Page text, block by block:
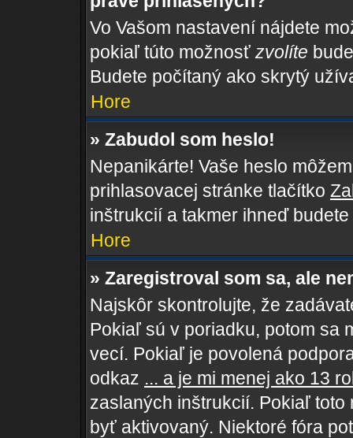
Vo Vašom nastavení nájdete
pokiaľ túto možnosť zvolíte
Budete počítaný ako skrytý
Hore
» Zabudol som heslo!
Nepanikárte! Vaše heslo
prihlasovacej stránke tlačítko
inštrukcií a takmer ihneď
Hore
» Zaregistroval som sa, ale
Najskôr skontrolujte, že
Pokiaľ sú v poriadku, potom sa
vecí. Pokiaľ je povolená
odkaz ... a je mi menej ako 13
zaslaných inštrukcií. Pokiaľ
byť aktivovaný. Niektoré fóra